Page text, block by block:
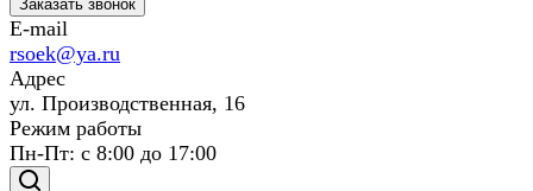
Заказать звонок
E-mail
rsoek@ya.ru
Адрес
ул. Производственная, 16
Режим работы
Пн-Пт: с 8:00 до 17:00